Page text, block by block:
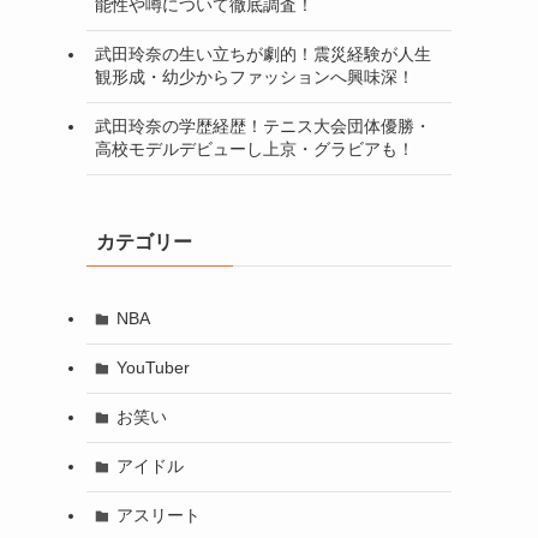
能性や噂について徹底調査！
武田玲奈の生い立ちが劇的！震災経験が人生
観形成・幼少からファッションへ興味深！
武田玲奈の学歴経歴！テニス大会団体優勝・
高校モデルデビューし上京・グラビアも！
カテゴリー
NBA
YouTuber
お笑い
アイドル
アスリート